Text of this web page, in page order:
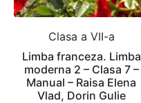
Clasa a VII-a
Limba franceza. Limba
moderna 2 – Clasa 7 –
Manual – Raisa Elena
Vlad, Dorin Gulie